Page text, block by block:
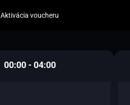
Aktivácia voucheru
00:00 - 04:00